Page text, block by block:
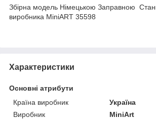
Збірна модель Німецькою Заправною
виробника MiniART 35598
Характеристики
Основні атрибути
Країна виробник
Україна
Виробник
MiniArt